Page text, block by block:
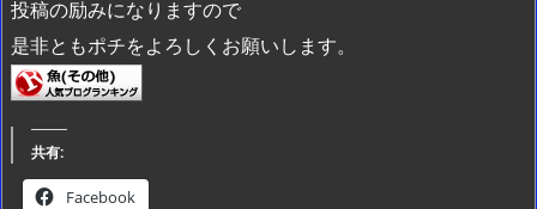
投稿の励みになりますので
是非ともポチをよろしくお願いします。
共有:
Facebook